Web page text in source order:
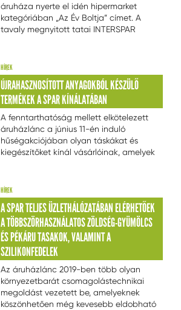
áruháza nyerte el idén hipermarket
kategóriában „Az Év Boltja” címet. A
tavaly megnyitott tatai INTERSPAR
alkalmaztak az építésekor. Az idén
hatodik alkalommal meghirdetett
versenyen a SPAR...
HÍREK
ÚJRAHASZNOSÍTOTT ANYAGOKBÓL KÉSZÜLŐ
TERMÉKEK A SPAR KÍNÁLATÁBAN
A fenntarthatóság mellett elkötelezett
áruházlánc a június 11-én induló
hűségakciójában olyan táskákat és
kiegészítőket kínál vásárlóinak, amelyek
környezetkímélő előállítással készülnek.
A pontgyűjtő promóció termékei
praktikusak,...
HÍREK
A SPAR TELJES ÜZLETHÁLÓZATÁBAN ELÉRHETŐEK
A TÖBBSZÖRHASZNÁLATOS ZÖLDSÉG-GYÜMÖLCS
ÉS PÉKÁRU TASAKOK, VALAMINT A
SZILIKONFEDELEK
Az áruházlánc 2019-ben több olyan
környezetbarát csomagolástechnikai
megoldást vezetett be, amelyeknek
köszönhetően még kevesebb eldobható